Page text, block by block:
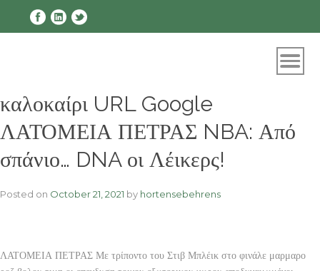
καλοκαίρι URL Google
ΛΑΤΟΜΕΙΑ ΠΕΤΡΑΣ NBA: Από
σπάνιο… DNA οι Λέικερς!
Posted on October 21, 2021 by hortensebehrens
ΛΑΤΟΜΕΙΑ ΠΕΤΡΑΣ Με τρίποντο του Στιβ Μπλέικ στο φινάλε μαρμαρο